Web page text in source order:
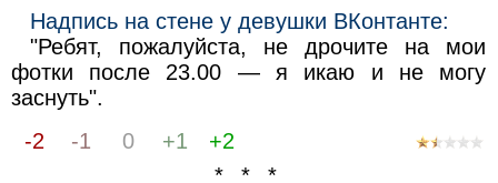
Надпись на стене у девушки ВКонтанте:
"Ребят, пожалуйста, не дрочите на мои
фотки после 23.00 — я икаю и не могу
заснуть".
-2
-1 0 +1
+2
* * *